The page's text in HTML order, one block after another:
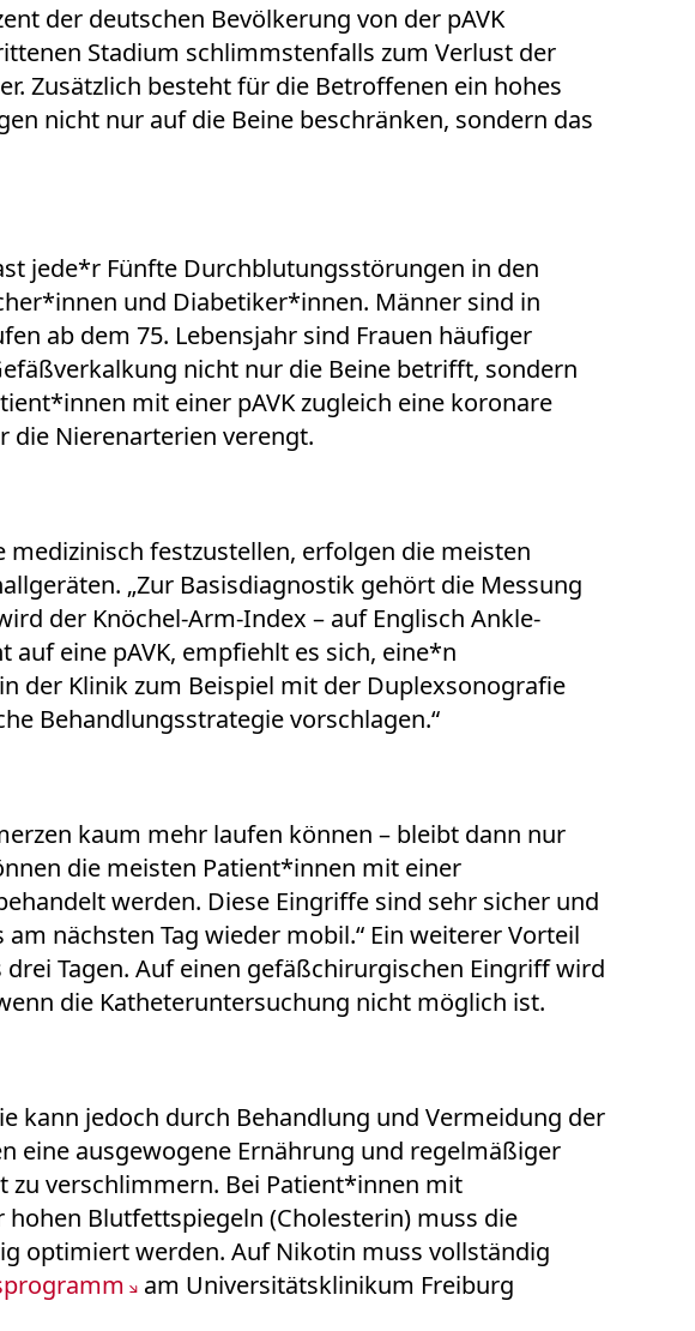
der deutschen Bevölkerung von der pAVK
Stadium schlimmstenfalls zum Verlust der
Zusätzlich besteht für die Betroffenen ein hohes
nicht nur auf die Beine beschränken, sondern das
jede*r Fünfte Durchblutungsstörungen in den
und Diabetiker*innen. Männer sind in
ab dem 75. Lebensjahr sind Frauen häufiger
nicht nur die Beine betrifft, sondern
mit einer pAVK zugleich eine koronare
die Nierenarterien verengt.
medizinisch festzustellen, erfolgen die meisten
„Zur Basisdiagnostik gehört die Messung
der Knöchel-Arm-Index – auf Englisch Ankle-
eine pAVK, empfiehlt es sich, eine*n
der Klinik zum Beispiel mit der Duplexsonografie
Behandlungsstrategie vorschlagen.“
kaum mehr laufen können – bleibt dann nur
die meisten Patient*innen mit einer
werden. Diese Eingriffe sind sehr sicher und
nächsten Tag wieder mobil.“ Ein weiterer Vorteil
Tagen. Auf einen gefäßchirurgischen Eingriff wird
die Katheteruntersuchung nicht möglich ist.
kann jedoch durch Behandlung und Vermeidung der
eine ausgewogene Ernährung und regelmäßiger
zu verschlimmern. Bei Patient*innen mit
Blutfettspiegeln (Cholesterin) muss die
optimiert werden. Auf Nikotin muss vollständig
am Universitätsklinikum Freiburg